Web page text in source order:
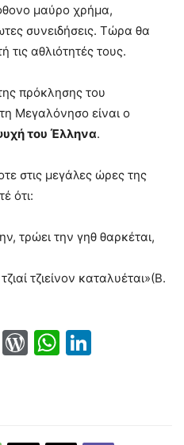
μαύρο χρήμα,
συνειδήσεις. Τώρα θα
τις αθλιότητές τους.
πρόκλησης του
Μεγαλόνησο είναι ο
του Έλληνα.
στις μεγάλες ώρες της
ότι:
τρώει την γηθ θαρκέται,
τζιείνον καταλυέται»(Β.
PrintFriendly
WordPress
WhatsApp